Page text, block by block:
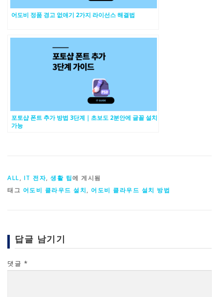
어도비 정품 경고 없애기 2가지 라이선스 해결법
포토샵 폰트 추가 방법 3단계｜초보도 2분안에 글꼴 설치
가능
ALL, IT 전자, 생활 팁에 게시됨
태그 어도비 클라우드 설치, 어도비 클라우드 설치 방법
답글 남기기
댓글 *